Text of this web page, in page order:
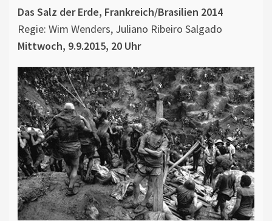
Das Salz der Erde, Frankreich/Brasilien 2014
Regie: Wim Wenders, Juliano Ribeiro Salgado
Mittwoch, 9.9.2015, 20 Uhr